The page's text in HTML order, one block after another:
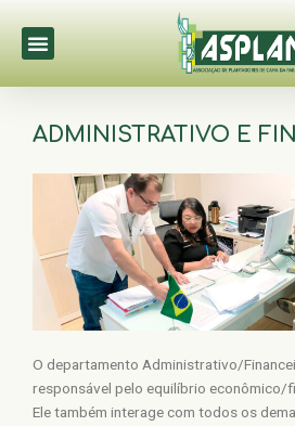
para Menu
ADMINISTRATIVO E
O departamento Administrativo/
responsável pelo equilíbrio econômico/
Ele também interage com todos os